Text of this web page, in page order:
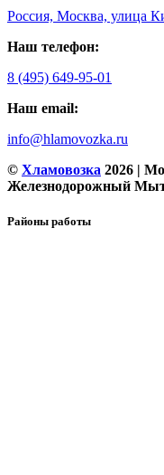
Россия, Москва, улица
Наш телефон:
8 (495) 649-95-01
Наш email:
info@hlamovozka.ru
© Хламовозка 2026 |
Железнодорожный
Районы работы